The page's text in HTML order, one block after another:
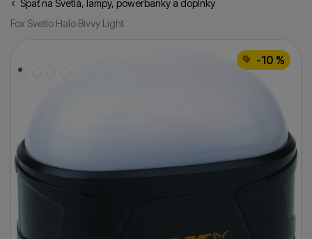
Späť na Svetlá, lampy, powerbanky a doplnky
Fox Svetlo Halo Bivvy Light
-10 %